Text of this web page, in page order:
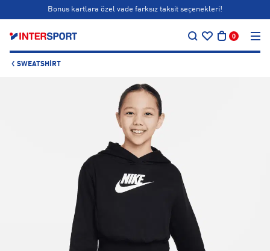
Bonus kartlara özel vade farksız taksit seçenekleri!
0
SWEATSHIRT